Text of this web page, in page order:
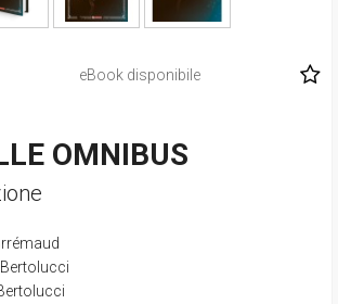
eBook disponibile
OMNIBUS